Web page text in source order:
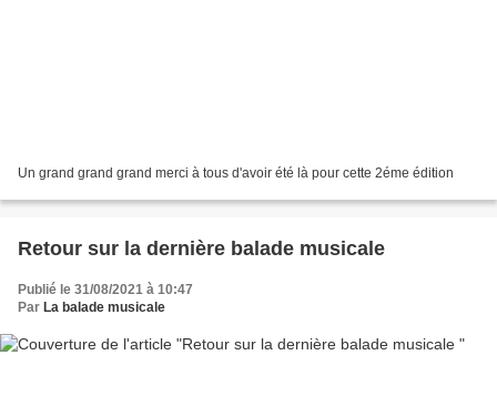
Un grand grand grand merci à tous d'avoir été là pour cette 2éme édition
Retour sur la dernière balade musicale
Publié le 31/08/2021 à 10:47
Par La balade musicale